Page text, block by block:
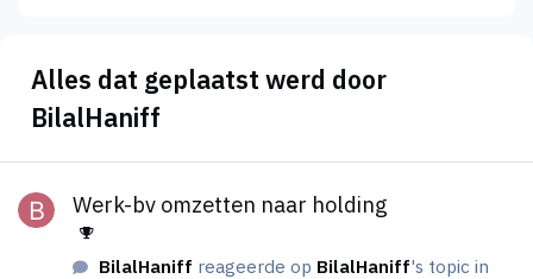
Alles dat geplaatst werd door
BilalHaniff
Werk-bv omzetten naar holding
BilalHaniff reageerde op BilalHaniff's topic in